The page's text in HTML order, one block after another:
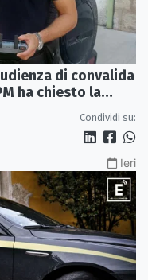
di convalida
ha chiesto la
Condividi su:
Ieri